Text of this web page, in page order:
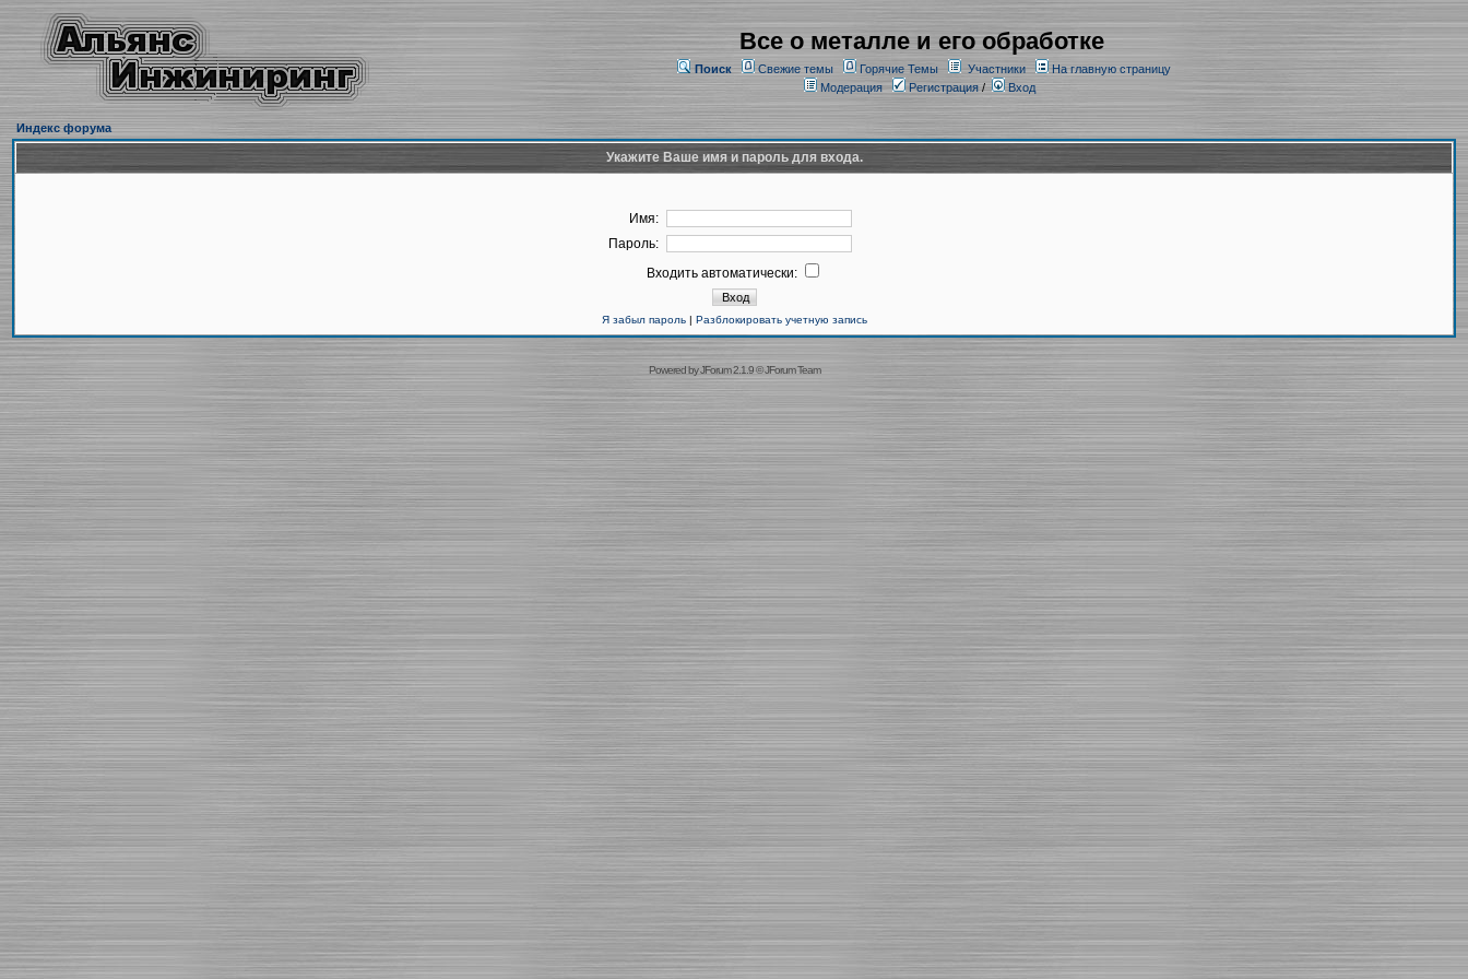
Все о металле и его обработке
Поиск Свежие темы Горячие Темы Участники
На главную страницу
Модерация
Регистрация/ Вход
Индекс форума
Укажите Ваше имя и пароль для входа.
Имя:
Пароль:
Входить автоматически:
Я забыл пароль| Разблокировать учетную запись
Powered byJForum 2.1.9©JForum Team